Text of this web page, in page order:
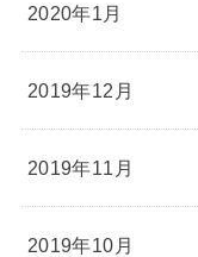
2020年1月
2019年12月
2019年11月
2019年10月